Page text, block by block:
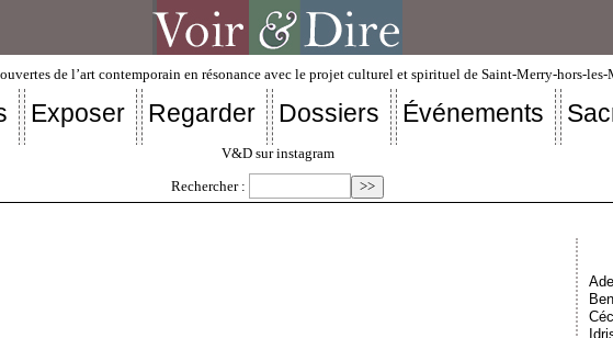
de l’art contemporain en résonance avec le projet culturel et spirituel de Saint-Merry-hors-les-
Exposer Regarder Dossiers Événements
V&D sur instagram
Rechercher :